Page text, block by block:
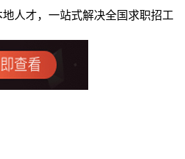
人才，一站式解决全国求职招工